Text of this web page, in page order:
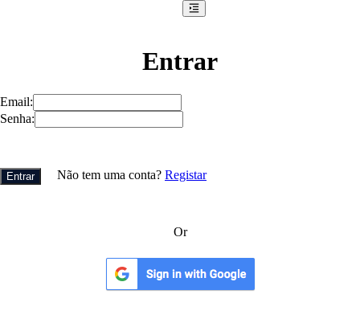
Entrar
Email:
Senha:
Entrar Não tem uma conta? Registar
Or